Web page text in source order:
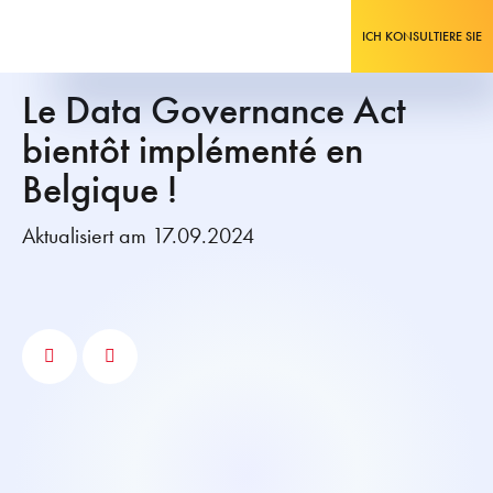
ICH KONSULTIERE SIE
Le Data Governance Act
bientôt implémenté en
Belgique !
Aktualisiert am 17.09.2024